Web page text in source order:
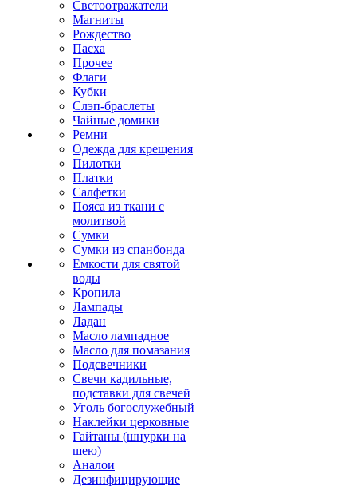
Светоотражатели
Магниты
Рождество
Пасха
Прочее
Флаги
Кубки
Слэп-браслеты
Чайные домики
Ремни
Одежда для крещения
Пилотки
Платки
Салфетки
Пояса из ткани с
молитвой
Сумки
Сумки из спанбонда
Емкости для святой
воды
Кропила
Лампады
Ладан
Масло лампадное
Масло для помазания
Подсвечники
Свечи кадильные,
подставки для свечей
Уголь богослужебный
Наклейки церковные
Гайтаны (шнурки на
шею)
Аналои
Дезинфицирующие